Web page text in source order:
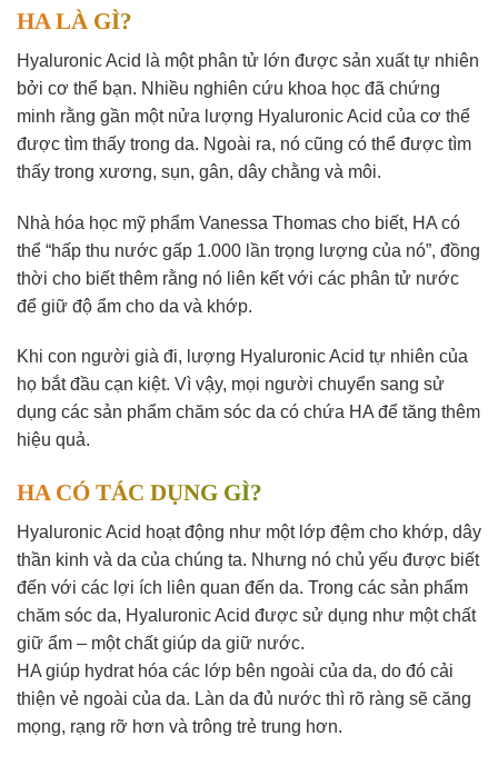
HA LÀ GÌ?
Hyaluronic Acid là một phân tử lớn được sản xuất tự nhiên
bởi cơ thể bạn. Nhiều nghiên cứu khoa học đã chứng
minh rằng gần một nửa lượng Hyaluronic Acid của cơ thể
được tìm thấy trong da. Ngoài ra, nó cũng có thể được tìm
thấy trong xương, sụn, gân, dây chằng và môi.
Nhà hóa học mỹ phẩm Vanessa Thomas cho biết, HA có
thể “hấp thu nước gấp 1.000 lần trọng lượng của nó”, đồng
thời cho biết thêm rằng nó liên kết với các phân tử nước
để giữ độ ẩm cho da và khớp.
Khi con người già đi, lượng Hyaluronic Acid tự nhiên của
họ bắt đầu cạn kiệt. Vì vậy, mọi người chuyển sang sử
dụng các sản phẩm chăm sóc da có chứa HA để tăng thêm
hiệu quả.
HA CÓ TÁC DỤNG GÌ?
Hyaluronic Acid hoạt động như một lớp đệm cho khớp, dây
thần kinh và da của chúng ta. Nhưng nó chủ yếu được biết
đến với các lợi ích liên quan đến da. Trong các sản phẩm
chăm sóc da, Hyaluronic Acid được sử dụng như một chất
giữ ẩm – một chất giúp da giữ nước.
HA giúp hydrat hóa các lớp bên ngoài của da, do đó cải
thiện vẻ ngoài của da. Làn da đủ nước thì rõ ràng sẽ căng
mọng, rạng rỡ hơn và trông trẻ trung hơn.